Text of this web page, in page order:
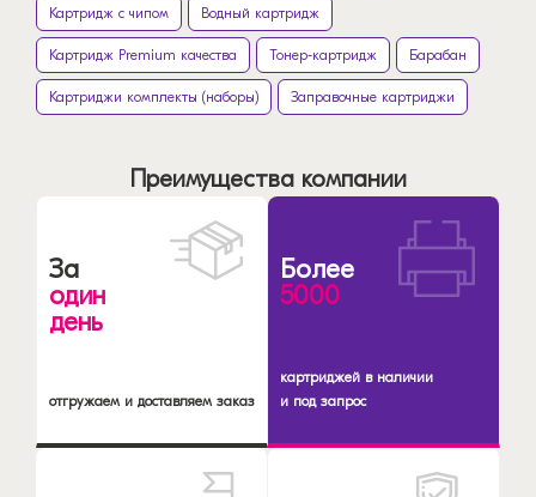
Картридж с чипом Водный картридж
Картридж Premium качества Тонер-картридж Барабан
Картриджи комплекты (наборы) Заправочные картриджи
Преимущества компании
За
один
день
отгружаем и доставляем заказ
Более
5000
картриджей в наличии
и под запрос